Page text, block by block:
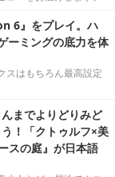
6』をプレイ。ハ
ーミングの底力を体
スはもちろん最高設定
までよりどりみど
！「クトゥルフ×美
スの庭』が日本語